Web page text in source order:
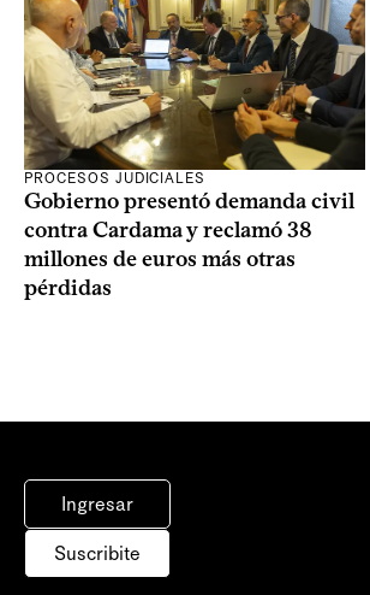
PROCESOS JUDICIALES
Gobierno presentó demanda civil
contra Cardama y reclamó 38
millones de euros más otras
pérdidas
Ingresar
Suscribite